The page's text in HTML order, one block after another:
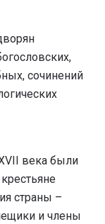
сочинений
века были
страны –
и члены